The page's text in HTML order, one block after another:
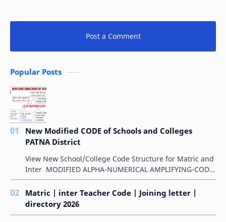
Post a Comment
Popular Posts
New Modified CODE of Schools and Colleges
PATNA District
View New School/College Code Structure for Matric and
Inter MODIFIED ALPHA-NUMERICAL AMPLIFYING-CODE
FOR SCHOOLS बिहार विद्यालय परीक्षा समिति के &qu…
Matric | inter Teacher Code | Joining letter |
directory 2026